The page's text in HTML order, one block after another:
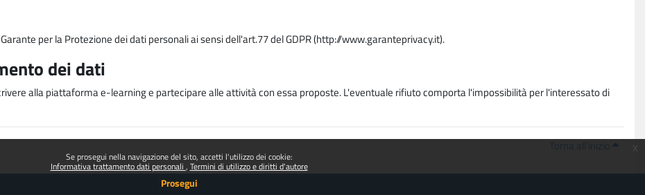
Se prosegui nella navigazione del sito, accetti l'utilizzo dei cookie:
Informativa trattamento dati personali Termini di utilizzo e diritti d'autore
Prosegui
per la Protezione dei dati personali ai sensi dell'art.77 del GDPR (http://www.garanteprivacy.it).
dei dati
alla piattaforma e-learning e partecipare alle attività con essa proposte. L'eventuale rifiuto comporta l'impossibilità per l'interessato di
Torna all'inizio